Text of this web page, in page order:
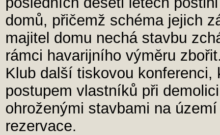
domů, přičemž schéma jejich
majitel domu nechá stavbu
rámci havarijního výměru
Klub další tiskovou
postupem vlastníků při
ohroženými stavbami na
rezervace.